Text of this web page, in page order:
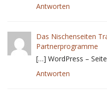
Antworten
Das Nischenseiten
Partnerprogramme
[…] WordPress –
Antworten